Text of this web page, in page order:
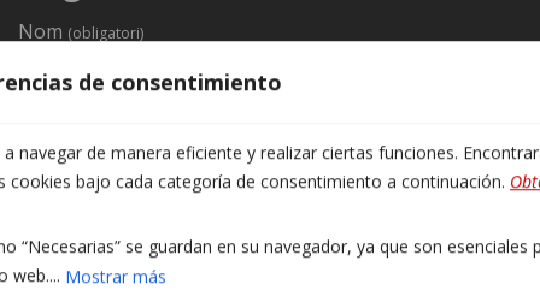
de consentimiento
navegar de manera eficiente y realizar ciertas funciones.
cookies bajo cada categoría de consentimiento a continuación.
“Necesarias” se guardan en su navegador, ya que son esenciales
web.... Mostrar más
Nom (obligatori)
aquest
camp
Correu electrònic (obligatori)
Telèfon (obligatori)